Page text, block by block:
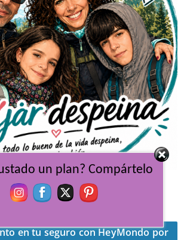
un pack familiar indivisible
a explorar cada lugar del mundo.
en tu seguro con HeyMondo por
un plan? Compártelo